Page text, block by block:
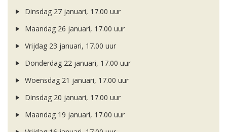
Dinsdag 27 januari, 17.00 uur
Maandag 26 januari, 17.00 uur
Vrijdag 23 januari, 17.00 uur
Donderdag 22 januari, 17.00 uur
Woensdag 21 januari, 17.00 uur
Dinsdag 20 januari, 17.00 uur
Maandag 19 januari, 17.00 uur